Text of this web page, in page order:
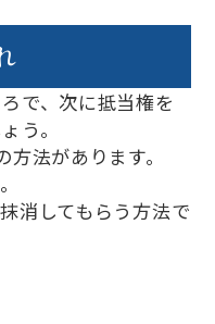
で、次に抵当権を
う。
法があります。
消してもらう方法で